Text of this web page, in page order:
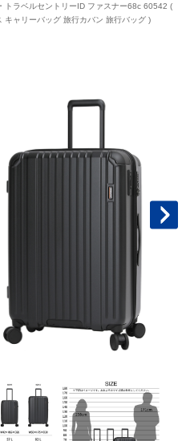
トラベルセントリーID ファスナー68c 60542 (
ャリーバッグ 旅行カバン 旅行バッグ )